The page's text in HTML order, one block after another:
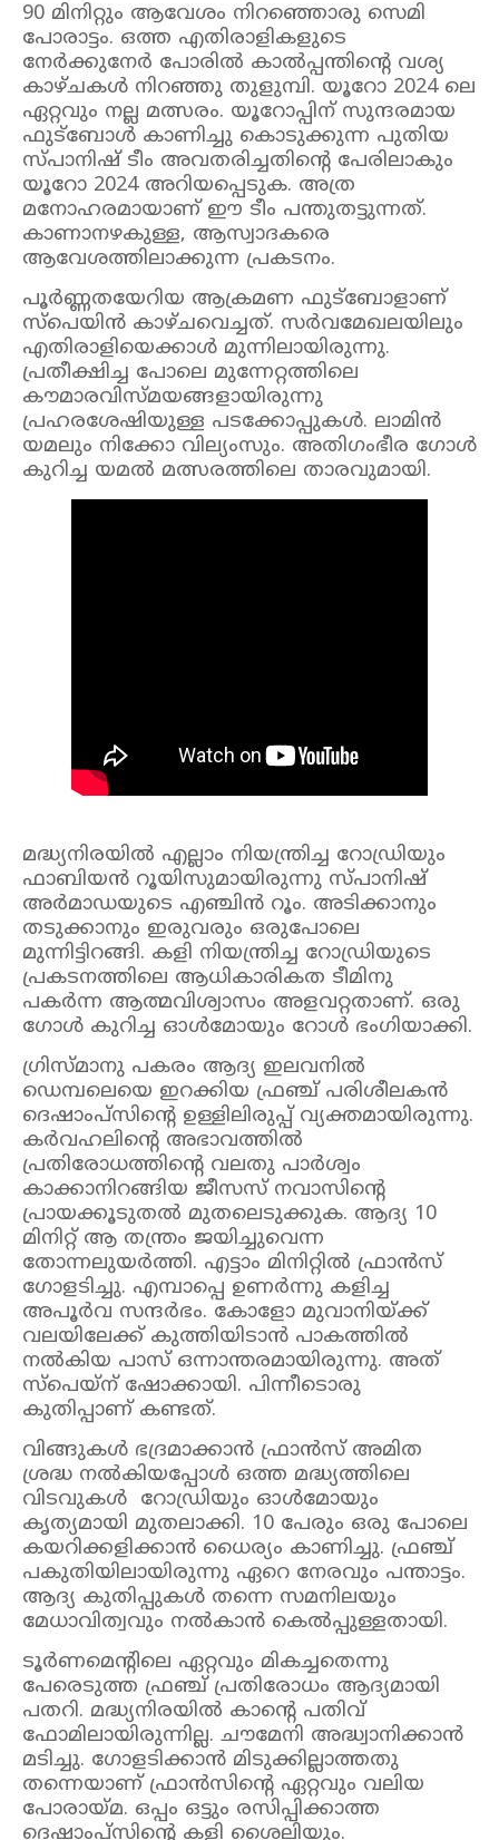
90 മിനിറ്റും ആവേശം നിറഞ്ഞൊരു സെമി
പോരാട്ടം. ഒത്ത എതിരാളികളുടെ
നേർക്കുനേർ പോരിൽ കാൽപ്പന്തിൻ്റെ വശ്യ
കാഴ്ചകൾ നിറഞ്ഞു തുളുമ്പി. യൂറോ 2024 ലെ
ഏറ്റവും നല്ല മത്സരം. യൂറോപ്പിന് സുന്ദരമായ
ഫുട്ബോൾ കാണിച്ചു കൊടുക്കുന്ന പുതിയ
സ്പാനിഷ് ടീം അവതരിച്ചതിൻ്റെ പേരിലാകും
യൂറോ 2024 അറിയപ്പെടുക. അത്ര
മനോഹരമായാണ് ഈ ടീം പന്തുതട്ടുന്നത്.
കാണാനഴകുള്ള, ആസ്വാദകരെ
ആവേശത്തിലാക്കുന്ന പ്രകടനം.
പൂർണ്ണതയേറിയ ആക്രമണ ഫുട്ബോളാണ്
സ്പെയിൻ കാഴ്ചവെച്ചത്. സർവമേഖലയിലും
എതിരാളിയെക്കാൾ മുന്നിലായിരുന്നു.
പ്രതീക്ഷിച്ച പോലെ മുന്നേറ്റത്തിലെ
കൗമാരവിസ്മയങ്ങളായിരുന്നു
പ്രഹരശേഷിയുള്ള പടക്കോപ്പുകൾ. ലാമിൻ
യമലും നിക്കോ വില്യംസും. അതിഗംഭീര ഗോൾ
കുറിച്ച യമൽ മത്സരത്തിലെ താരവുമായി.
മദ്ധ്യനിരയിൽ എല്ലാം നിയന്ത്രിച്ച റോഡ്രിയും
ഫാബിയൻ റൂയിസുമായിരുന്നു സ്പാനിഷ്
അർമാഡയുടെ എഞ്ചിൻ റൂം. അടിക്കാനും
തടുക്കാനും ഇരുവരും ഒരുപോലെ
മുന്നിട്ടിറങ്ങി. കളി നിയന്ത്രിച്ച റോഡ്രിയുടെ
പ്രകടനത്തിലെ ആധികാരികത ടീമിനു
പകർന്ന ആത്മവിശ്വാസം അളവറ്റതാണ്. ഒരു
ഗോൾ കുറിച്ച ഓൾമോയും റോൾ ഭംഗിയാക്കി.
ഗ്രിസ്മാനു പകരം ആദ്യ ഇലവനിൽ
ഡെമ്പലെയെ ഇറക്കിയ ഫ്രഞ്ച് പരിശീലകൻ
ദെഷാംപ്സിന്റെ ഉള്ളിലിരുപ്പ് വ്യക്തമായിരുന്നു.
കർവഹലിന്റെ അഭാവത്തിൽ
പ്രതിരോധത്തിന്റെ വലതു പാർശ്വം
കാക്കാനിറങ്ങിയ ജീസസ് നവാസിന്റെ
പ്രായക്കൂടുതൽ മുതലെടുക്കുക. ആദ്യ 10
മിനിറ്റ് ആ തന്ത്രം ജയിച്ചുവെന്ന
തോന്നലുയർത്തി. എട്ടാം മിനിറ്റിൽ ഫ്രാൻസ്
ഗോളടിച്ചു. എമ്പാപ്പെ ഉണർന്നു കളിച്ച
അപൂർവ സന്ദർഭം. കോളോ മുവാനിയ്ക്ക്
വലയിലേക്ക് കുത്തിയിടാൻ പാകത്തിൽ
നൽകിയ പാസ് ഒന്നാന്തരമായിരുന്നു. അത്
സ്പെയ്ന് ഷോക്കായി. പിന്നീടൊരു
കുതിപ്പാണ് കണ്ടത്.
വിങ്ങുകൾ ഭദ്രമാക്കാൻ ഫ്രാൻസ് അമിത
ശ്രദ്ധ നൽകിയപ്പോൾ ഒത്ത മദ്ധ്യത്തിലെ
വിടവുകൾ റോഡ്രിയും ഓൾമോയും
കൃത്യമായി മുതലാക്കി. 10 പേരും ഒരു പോലെ
കയറിക്കളിക്കാൻ ധൈര്യം കാണിച്ചു. ഫ്രഞ്ച്
പകുതിയിലായിരുന്നു ഏറെ നേരവും പന്താട്ടം.
ആദ്യ കുതിപ്പുകൾ തന്നെ സമനിലയും
മേധാവിത്വവും നൽകാൻ കെൽപ്പുള്ളതായി.
ടൂർണമെന്റിലെ ഏറ്റവും മികച്ചതെന്നു
പേരെടുത്ത ഫ്രഞ്ച് പ്രതിരോധം ആദ്യമായി
പതറി. മദ്ധ്യനിരയിൽ കാന്റെ പതിവ്
ഫോമിലായിരുന്നില്ല. ചൗമേനി അദ്ധ്വാനിക്കാൻ
മടിച്ചു. ഗോളടിക്കാൻ മിടുക്കില്ലാത്തതു
തന്നെയാണ് ഫ്രാൻസിന്റെ ഏറ്റവും വലിയ
പോരായ്മ. ഒപ്പം ഒട്ടും രസിപ്പിക്കാത്ത
ദെഷാംപ്സിന്റെ കളി ശൈലിയും.